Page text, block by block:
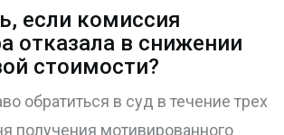
если комиссия
отказала в снижении
стоимости?
обратиться в суд в течение трех
получения мотивированного